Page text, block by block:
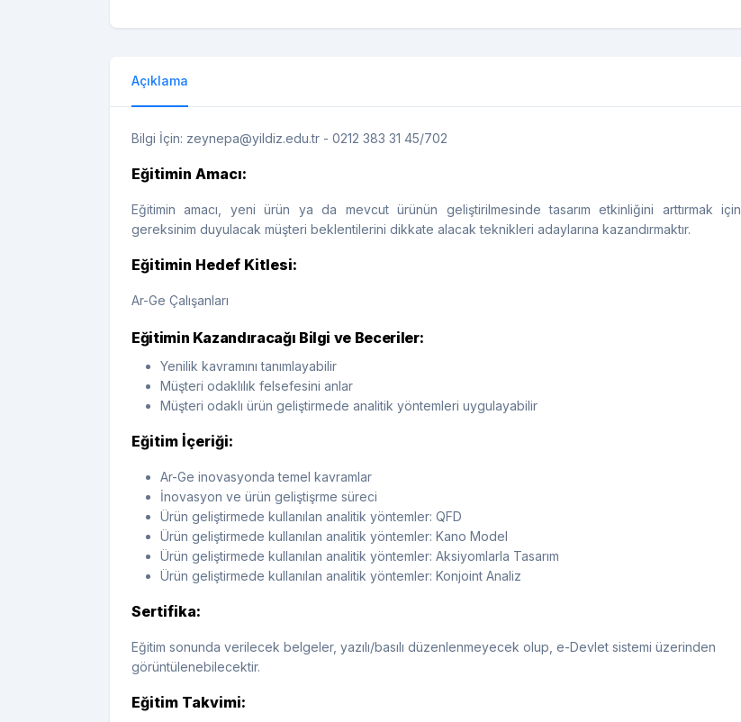
Açıklama
Bilgi İçin: zeynepa@yildiz.edu.tr - 0212 383 31 45/702
Eğitimin Amacı:
Eğitimin amacı, yeni ürün ya da mevcut ürünün geliştirilmesinde tasarım etkinliğini arttırmak için
gereksinim duyulacak müşteri beklentilerini dikkate alacak teknikleri adaylarına kazandırmaktır.
Eğitimin Hedef Kitlesi:
Ar-Ge Çalışanları
Eğitimin Kazandıracağı Bilgi ve Beceriler:
Yenilik kavramını tanımlayabilir
Müşteri odaklılık felsefesini anlar
Müşteri odaklı ürün geliştirmede analitik yöntemleri uygulayabilir
Eğitim İçeriği:
Ar-Ge inovasyonda temel kavramlar
İnovasyon ve ürün geliştişrme süreci
Ürün geliştirmede kullanılan analitik yöntemler: QFD
Ürün geliştirmede kullanılan analitik yöntemler: Kano Model
Ürün geliştirmede kullanılan analitik yöntemler: Aksiyomlarla Tasarım
Ürün geliştirmede kullanılan analitik yöntemler: Konjoint Analiz
Sertifika:
Eğitim sonunda verilecek belgeler, yazılı/basılı düzenlenmeyecek olup, e-Devlet sistemi üzerinden
görüntülenebilecektir.
Eğitim Takvimi: